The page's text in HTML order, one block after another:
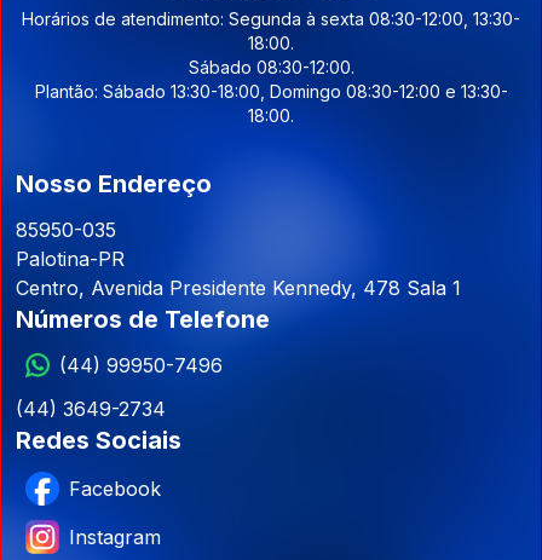
Horários de atendimento: Segunda à sexta 08:30-12:00, 13:30-
18:00.
Sábado 08:30-12:00.
Plantão: Sábado 13:30-18:00, Domingo 08:30-12:00 e 13:30-
18:00.
Nosso Endereço
85950-035
Palotina-PR
Centro, Avenida Presidente Kennedy, 478 Sala 1
Números de Telefone
(44) 99950-7496
(44) 3649-2734
Redes Sociais
Facebook
Instagram